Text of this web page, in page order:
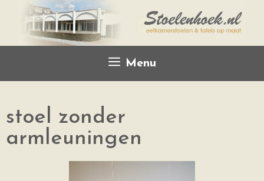
Menu
stoel zonder
armleuningen